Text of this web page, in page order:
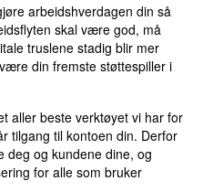
arbeidshverdagen din så
skal være god, må
truslene stadig blir mer
din fremste støttespiller i
aller beste verktøyet vi har for
tilgang til kontoen din. Derfor
deg og kundene dine, og
for alle som bruker